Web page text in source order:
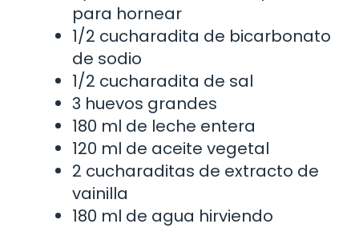
para hornear
1/2 cucharadita de bicarbonato
de sodio
1/2 cucharadita de sal
3 huevos grandes
180 ml de leche entera
120 ml de aceite vegetal
2 cucharaditas de extracto de
vainilla
180 ml de agua hirviendo